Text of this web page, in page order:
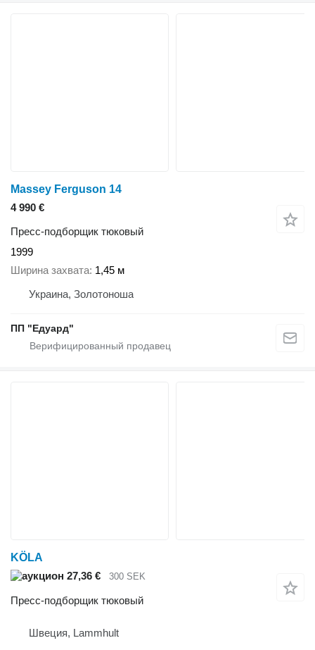
Massey Ferguson 14
4 990 €
Пресс-подборщик тюковый
1999
Ширина захвата 1,45 м
Украина, Золотоноша
ПП "Едуард"
KÖLA
27,36 €
300 SEK
Пресс-подборщик тюковый
Швеция, Lammhult